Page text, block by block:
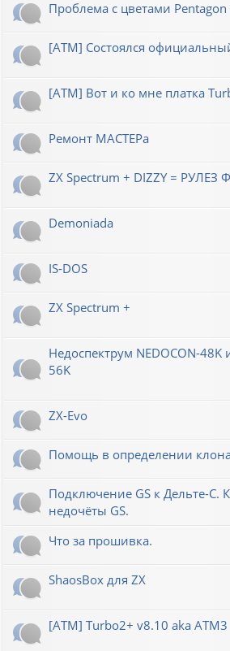
Проблема с цветами Pentagon
[ATM] Состоялся
[ATM] Вот и ко мне платка
Ремонт МАСТЕРа
ZX Spectrum + DIZZY = РУЛЕЗ
Demoniada
IS-DOS
ZX Spectrum +
Недоспектрум NEDOCON-48K
56K
ZX-Evo
Помощь в определении
Подключение GS к Дельте-С.
недочёты GS.
Что за прошивка.
ShaosBox для ZX
[ATM] Turbo2+ v8.10 aka ATM3